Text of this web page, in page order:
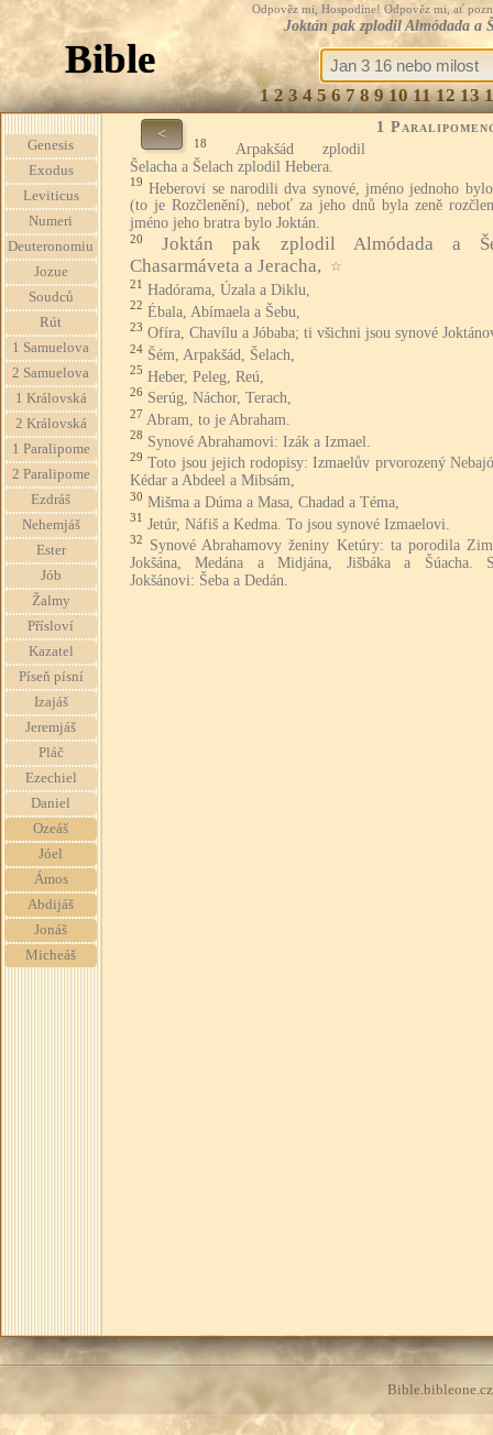
Odpověz mi, Hospodine! Odpověz mi, ať
Joktán pak zplodil Almódada a
Bible
1 2 3 4 5 6 7 8 9 10 11 12 13
Genesis
Exodus
Leviticus
Numeri
Deuteronomiu
Jozue
Soudců
Rút
1 Samuelova
2 Samuelova
1 Královská
2 Královská
1 Paralipome
2 Paralipome
Ezdráš
Nehemjáš
Ester
Jób
Žalmy
Přísloví
Kazatel
Píseň písní
Izajáš
Jeremjáš
Pláč
Ezechiel
Daniel
Ozeáš
Jóel
Ámos
Abdijáš
Jonáš
Micheáš
< 1
18
Arpakšád zplodil
Šelacha a Šelach zplodil Hebera.
19 Heberovi se narodili dva synové, jméno jednoho
(to je Rozčlenění), neboť za jeho dnů byla zeně
jméno jeho bratra bylo Joktán.
20
Joktán pak zplodil Almódada a
Chasarmáveta a Jeracha,
☆
21 Hadórama, Úzala a Diklu,
22 Ébala, Abímaela a Šebu,
23 Ofíra, Chavílu a Jóbaba; ti všichni jsou synové
24 Šém, Arpakšád, Šelach,
25 Heber, Peleg, Reú,
26 Serúg, Náchor, Terach,
27 Abram, to je Abraham.
28 Synové Abrahamovi: Izák a Izmael.
29 Toto jsou jejich rodopisy: Izmaelův prvorozený
Kédar a Abdeel a Mibsám,
30 Mišma a Dúma a Masa, Chadad a Téma,
31 Jetúr, Náfiš a Kedma. To jsou synové Izmaelovi.
32
Synové Abrahamovy ženiny Ketúry: ta porodila
Jokšána, Medána a Midjána, Jišbáka a Šúacha.
Jokšánovi: Šeba a Dedán.